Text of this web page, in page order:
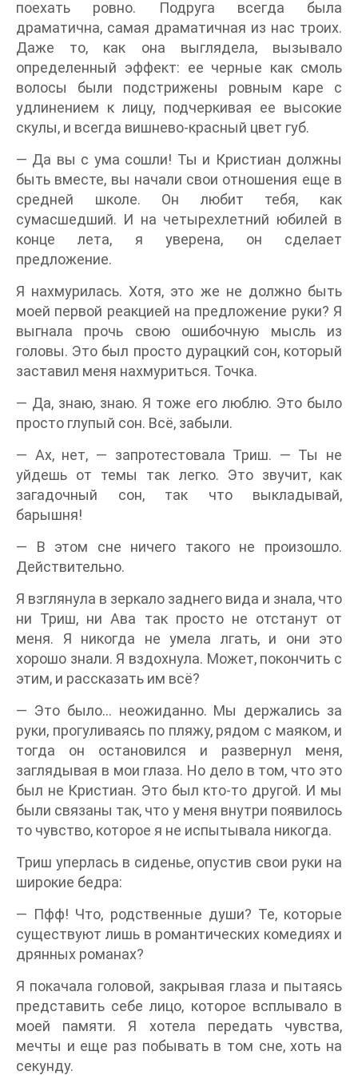
поехать ровно. Подруга всегда была
драматична, самая драматичная из нас троих.
Даже то, как она выглядела, вызывало
определенный эффект: ее черные как смоль
волосы были подстрижены ровным каре с
удлинением к лицу, подчеркивая ее высокие
скулы, и всегда вишнево-красный цвет губ.
— Да вы с ума сошли! Ты и Кристиан должны
быть вместе, вы начали свои отношения еще в
средней школе. Он любит тебя, как
сумасшедший. И на четырехлетний юбилей в
конце лета, я уверена, он сделает
предложение.
Я нахмурилась. Хотя, это же не должно быть
моей первой реакцией на предложение руки? Я
выгнала прочь свою ошибочную мысль из
головы. Это был просто дурацкий сон, который
заставил меня нахмуриться. Точка.
— Да, знаю, знаю. Я тоже его люблю. Это было
просто глупый сон. Всё, забыли.
— Ах, нет, — запротестовала Триш. — Ты не
уйдешь от темы так легко. Это звучит, как
загадочный сон, так что выкладывай,
барышня!
— В этом сне ничего такого не произошло.
Действительно.
Я взглянула в зеркало заднего вида и знала, что
ни Триш, ни Ава так просто не отстанут от
меня. Я никогда не умела лгать, и они это
хорошо знали. Я вздохнула. Может, покончить с
этим, и рассказать им всё?
— Это было… неожиданно. Мы держались за
руки, прогуливаясь по пляжу, рядом с маяком, и
тогда он остановился и развернул меня,
заглядывая в мои глаза. Но дело в том, что это
был не Кристиан. Это был кто-то другой. И мы
были связаны так, что у меня внутри появилось
то чувство, которое я не испытывала никогда.
Триш уперлась в сиденье, опустив свои руки на
широкие бедра:
— Пфф! Что, родственные души? Те, которые
существуют лишь в романтических комедиях и
дрянных романах?
Я покачала головой, закрывая глаза и пытаясь
представить себе лицо, которое всплывало в
моей памяти. Я хотела передать чувства,
мечты и еще раз побывать в том сне, хоть на
секунду.